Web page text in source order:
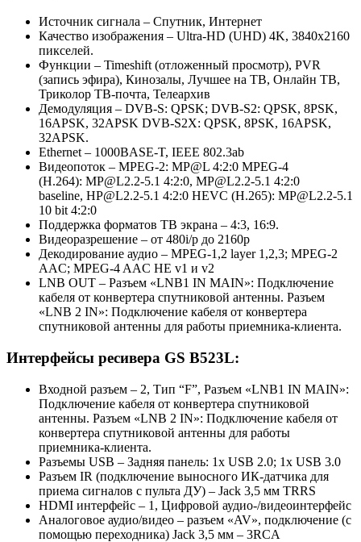
Источник сигнала – Спутник, Интернет
Качество изображения – Ultra-HD (UHD) 4K, 3840х2160
пикселей.
Функции – Timeshift (отложенный просмотр), PVR
(запись эфира), Кинозалы, Лучшее на ТВ, Онлайн ТВ,
Триколор ТВ-почта, Телеархив
Демодуляция – DVB-S: QPSK; DVB-S2: QPSK, 8PSK,
16APSK, 32APSK DVB-S2X: QPSK, 8PSK, 16APSK,
32APSK.
Ethernet – 1000BASE-T, IEEE 802.3ab
Видеопоток – MPEG-2: MP@L 4:2:0 MPEG-4
(H.264): MP@L2.2-5.1 4:2:0, MP@L2.2-5.1 4:2:0
baseline, HP@L2.2-5.1 4:2:0 HEVC (H.265): MP@L2.2-5.1
10 bit 4:2:0
Поддержка форматов ТВ экрана – 4:3, 16:9.
Видеоразрешение – от 480i/p до 2160p
Декодирование аудио – MPEG-1,2 layer 1,2,3; MPEG-2
AAC; MPEG-4 AAC HE v1 и v2
LNB OUT – Разъем «LNB1 IN MAIN»: Подключение
кабеля от конвертера спутниковой антенны. Разъем
«LNB 2 IN»: Подключение кабеля от конвертера
спутниковой антенны для работы приемника-клиента.
Интерфейсы ресивера GS B523L:
Входной разъем – 2, Тип “F”, Разъем «LNB1 IN MAIN»:
Подключение кабеля от конвертера спутниковой
антенны. Разъем «LNB 2 IN»: Подключение кабеля от
конвертера спутниковой антенны для работы
приемника-клиента.
Разъемы USB – Задняя панель: 1x USB 2.0; 1x USB 3.0
Разъем IR (подключение выносного ИК-датчика для
приема сигналов с пульта ДУ) – Jack 3,5 мм TRRS
HDMI интерфейс – 1, Цифровой аудио-/видеоинтерфейс
Аналоговое аудио/видео – разъем «AV», подключение (с
помощью переходника) Jack 3,5 мм – 3RCA